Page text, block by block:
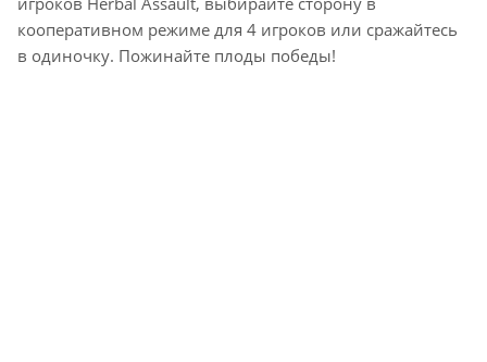
кооперативном режиме для 4 игроков или сражайтесь
в одиночку. Пожинайте плоды победы!